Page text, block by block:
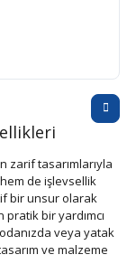
zarif tasarımlarıyla
de işlevsellik
bir unsur olarak
pratik bir yardımcı
veya yatak
ve malzeme